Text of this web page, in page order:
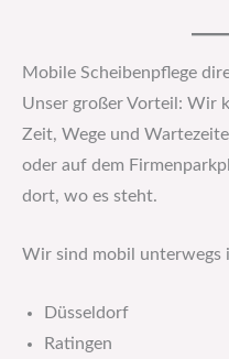
Mobile Scheibenpflege
Unser großer Vorteil: Wir
Zeit, Wege und
oder auf dem
dort, wo es steht.
Wir sind mobil unterwegs
Düsseldorf
Ratingen